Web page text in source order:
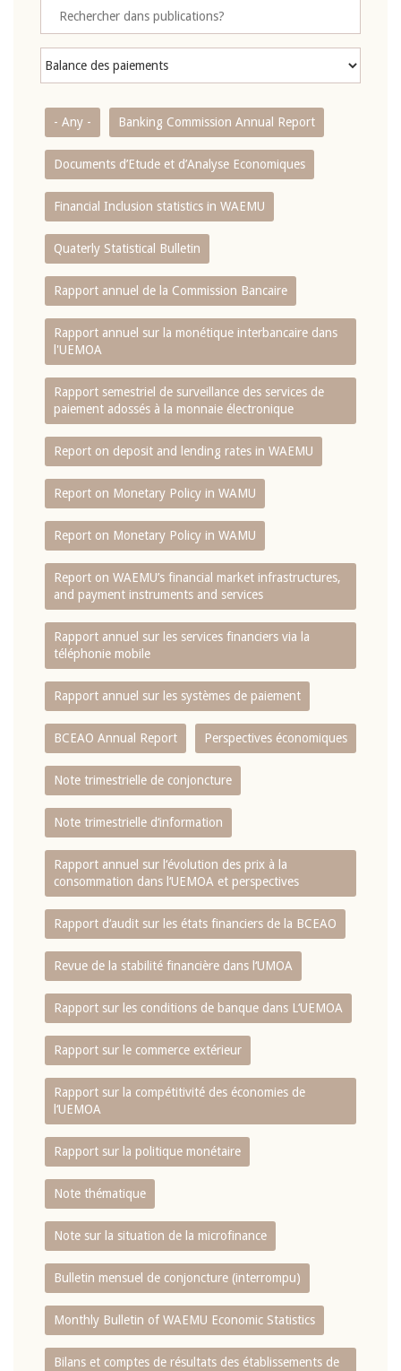
- Any - Banking Commission Annual Report
Documents d’Etude et d’Analyse Economiques
Financial Inclusion statistics in WAEMU
Quaterly Statistical Bulletin
Rapport annuel de la Commission Bancaire
Rapport annuel sur la monétique interbancaire dans
l'UEMOA
Rapport semestriel de surveillance des services de
paiement adossés à la monnaie électronique
Report on deposit and lending rates in WAEMU
Report on Monetary Policy in WAMU
Report on Monetary Policy in WAMU
Report on WAEMU’s financial market infrastructures,
and payment instruments and services
Rapport annuel sur les services financiers via la
téléphonie mobile
Rapport annuel sur les systèmes de paiement
BCEAO Annual Report Perspectives économiques
Note trimestrielle de conjoncture
Note trimestrielle d‘information
Rapport annuel sur l‘évolution des prix à la
consommation dans l‘UEMOA et perspectives
Rapport d‘audit sur les états financiers de la BCEAO
Revue de la stabilité financière dans l‘UMOA
Rapport sur les conditions de banque dans L‘UEMOA
Rapport sur le commerce extérieur
Rapport sur la compétitivité des économies de
l‘UEMOA
Rapport sur la politique monétaire
Note thématique
Note sur la situation de la microfinance
Bulletin mensuel de conjoncture (interrompu)
Monthly Bulletin of WAEMU Economic Statistics
Bilans et comptes de résultats des établissements de